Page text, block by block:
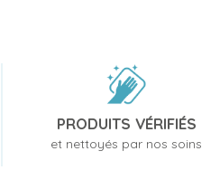
PRODUITS VÉRIFIÉS
et nettoyés par nos soins